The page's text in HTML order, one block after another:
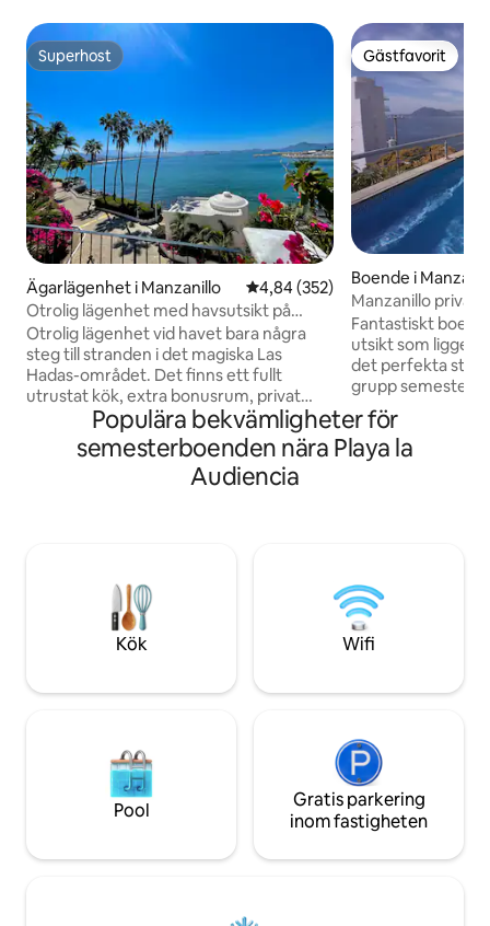
Superhost
Superhost
Ägarlägenhet i Manzanillo 4,84 av 5 i genomsnittligt
4,84 (352)
Otrolig lägenhet med havsutsikt på
Playasol Las Hadas
Otrolig lägenhet vid havet bara några
steg till stranden i det magiska Las
Hadas-området. Det finns ett fullt
utrustat kök, extra bonusrum, privat
tvättmaskin/torktumlare, 2 starka Wi-Fi,
smart-TV, dricksvatten, Alexa och en
stor privat terrass för att njuta av den
fantastiska utsikten och ljudet av
Perfekt för en familj eller en romantisk
resa. Veckorabatter tillgängliga!
Gästfavorit
Gästfavorit
Boende i
Manzanillo privat
Fantastiskt
utsikt som ligger
det perfekta
grupp semester.
med uppvärmd
grill. Havsutsikt
minuters
Audiencia).
och katter.
Populära bekvämligheter för
semesterboenden nära Playa la
Audiencia
Kök Wifi
Pool
Gratis parkering
inom fastigheten